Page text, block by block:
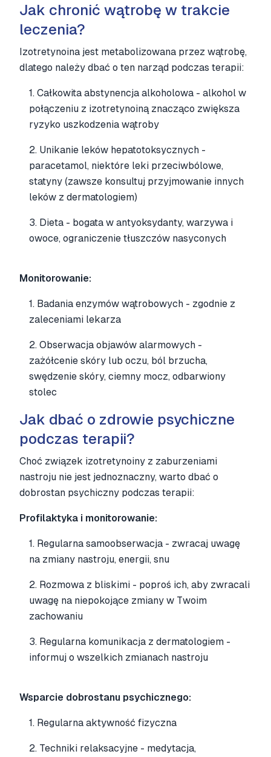
Jak chronić wątrobę w trakcie
leczenia?
Izotretynoina jest metabolizowana przez wątrobę,
dlatego należy dbać o ten narząd podczas terapii:
1. Całkowita abstynencja alkoholowa - alkohol w
połączeniu z izotretynoiną znacząco zwiększa
ryzyko uszkodzenia wątroby
2. Unikanie leków hepatotoksycznych -
paracetamol, niektóre leki przeciwbólowe,
statyny (zawsze konsultuj przyjmowanie innych
leków z dermatologiem)
3. Dieta - bogata w antyoksydanty, warzywa i
owoce, ograniczenie tłuszczów nasyconych
Monitorowanie:
1. Badania enzymów wątrobowych - zgodnie z
zaleceniami lekarza
2. Obserwacja objawów alarmowych -
zażółcenie skóry lub oczu, ból brzucha,
swędzenie skóry, ciemny mocz, odbarwiony
stolec
Jak dbać o zdrowie psychiczne
podczas terapii?
Choć związek izotretynoiny z zaburzeniami
nastroju nie jest jednoznaczny, warto dbać o
dobrostan psychiczny podczas terapii:
Profilaktyka i monitorowanie:
1. Regularna samoobserwacja - zwracaj uwagę
na zmiany nastroju, energii, snu
2. Rozmowa z bliskimi - poproś ich, aby zwracali
uwagę na niepokojące zmiany w Twoim
zachowaniu
3. Regularna komunikacja z dermatologiem -
informuj o wszelkich zmianach nastroju
Wsparcie dobrostanu psychicznego:
1. Regularna aktywność fizyczna
2. Techniki relaksacyjne - medytacja,